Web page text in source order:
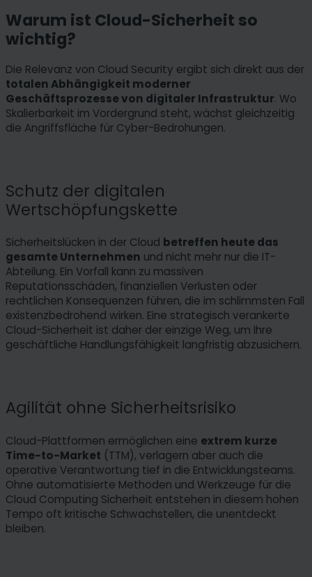
Warum ist Cloud-Sicherheit so
wichtig?
Die Relevanz von Cloud Security ergibt sich direkt aus der
totalen Abhängigkeit moderner
Geschäftsprozesse von digitaler Infrastruktur. Wo
Skalierbarkeit im Vordergrund steht, wächst gleichzeitig
die Angriffsfläche für Cyber-Bedrohungen.
Schutz der digitalen
Wertschöpfungskette
Sicherheitslücken in der Cloud betreffen heute das
gesamte Unternehmen und nicht mehr nur die IT-
Abteilung. Ein Vorfall kann zu massiven
Reputationsschäden, finanziellen Verlusten oder
rechtlichen Konsequenzen führen, die im schlimmsten Fall
existenzbedrohend wirken. Eine strategisch verankerte
Cloud-Sicherheit ist daher der einzige Weg, um Ihre
geschäftliche Handlungsfähigkeit langfristig abzusichern.
Agilität ohne Sicherheitsrisiko
Cloud-Plattformen ermöglichen eine extrem kurze
Time-to-Market (TTM), verlagern aber auch die
operative Verantwortung tief in die Entwicklungsteams.
Ohne automatisierte Methoden und Werkzeuge für die
Cloud Computing Sicherheit entstehen in diesem hohen
Tempo oft kritische Schwachstellen, die unentdeckt
bleiben.